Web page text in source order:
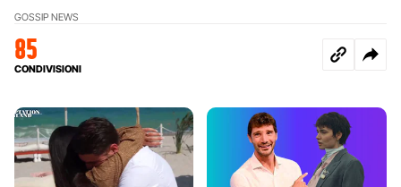
GOSSIP NEWS
85
CONDIVISIONI